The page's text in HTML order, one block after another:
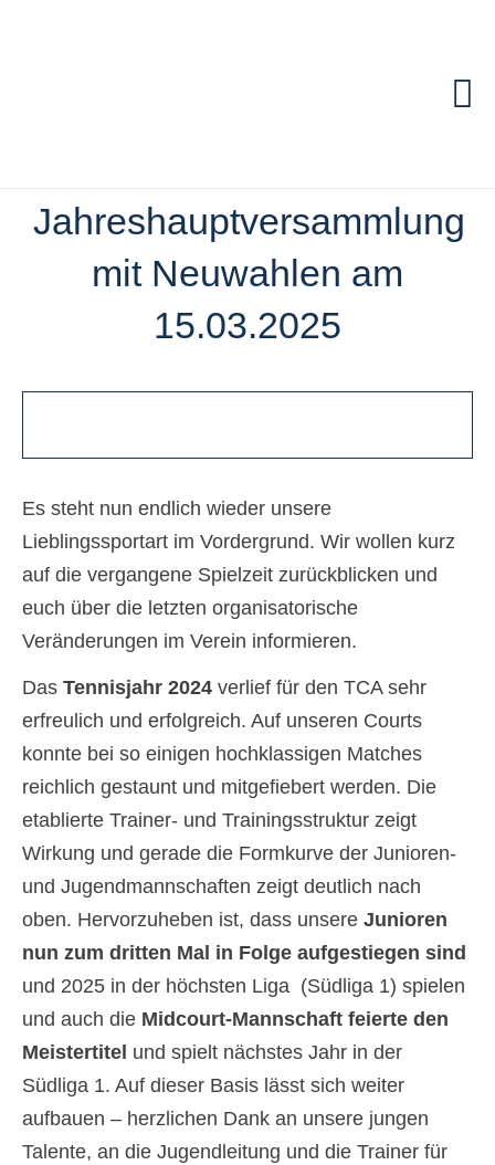
Mitglied werden
Jahreshauptversammlung
mit Neuwahlen am
15.03.2025
Es steht nun endlich wieder unsere
Lieblingssportart im Vordergrund. Wir wollen kurz
auf die vergangene Spielzeit zurückblicken und
euch über die letzten organisatorische
Veränderungen im Verein informieren.
Das Tennisjahr 2024verlief für den TCA sehr
erfreulich und erfolgreich. Auf unseren Courts
konnte bei so einigen hochklassigen Matches
reichlich gestaunt und mitgefiebert werden. Die
etablierte Trainer- und Trainingsstruktur zeigt
Wirkung und gerade die Formkurve der Junioren-
und Jugendmannschaften zeigt deutlich nach
oben. Hervorzuheben ist, dass unsere Junioren
nun zum dritten Mal in Folge aufgestiegen sind
und 2025 in der höchsten Liga (Südliga 1) spielen
und auch die Midcourt-Mannschaft feierte den
Meistertitel und spielt nächstes Jahr in der
Südliga 1. Auf dieser Basis lässt sich weiter
aufbauen – herzlichen Dank an unsere jungen
Talente, an die Jugendleitung und die Trainer für